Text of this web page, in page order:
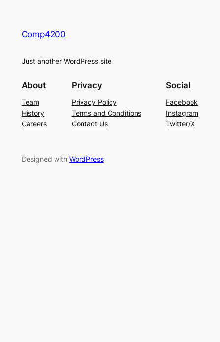
Comp4200
Just another WordPress site
About
Team
History
Careers
Privacy
Privacy Policy
Terms and Conditions
Contact Us
Social
Facebook
Instagram
Twitter/X
Designed with WordPress